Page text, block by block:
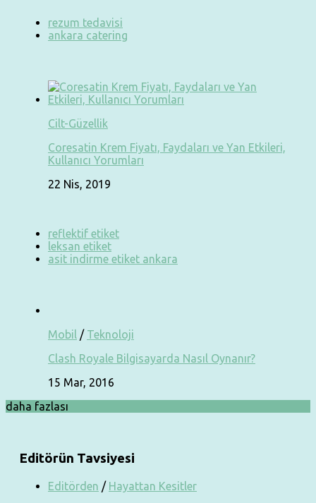
rezum tedavisi
ankara catering
Cilt-Güzellik
Coresatin Krem Fiyatı, Faydaları ve Yan Etkileri,
Kullanıcı Yorumları
22 Nis, 2019
reflektif etiket
leksan etiket
asit indirme etiket ankara
Mobil / Teknoloji
Clash Royale Bilgisayarda Nasıl Oynanır?
15 Mar, 2016
daha fazlası
Editörün Tavsiyesi
Editörden / Hayattan Kesitler